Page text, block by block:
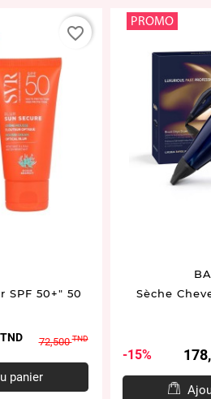
SPF 50+" 50
TNDPrix
base
72,500TND
panier
favorite_border
PROMO
Sèche
15% Prix